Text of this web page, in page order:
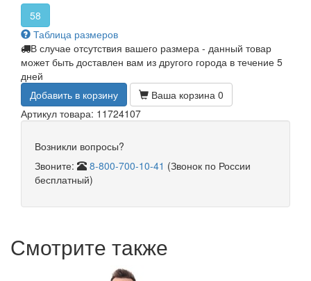
58
Таблица размеров
В случае отсутствия вашего размера - данный товар
может быть доставлен вам из другого города в течение 5
дней
Добавить в корзину
Ваша корзина 0
Артикул товара: 11724107
Возникли вопросы?
Звоните:
8-800-700-10-41 (Звонок по России
бесплатный)
Смотрите также